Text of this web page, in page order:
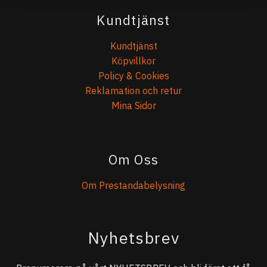
Kundtjänst
Kundtjänst
Köpvillkor
Policy & Cookies
Reklamation och retur
Mina Sidor
Om Oss
Om Prestandabelysning
Nyhetsbrev